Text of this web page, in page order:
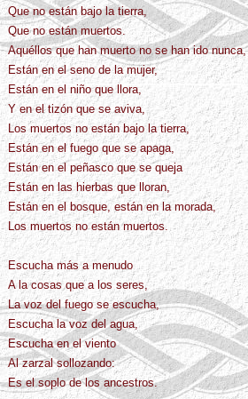
Que no están bajo la tierra,
Que no están muertos.
Aquéllos que han muerto no se han ido nunca,
Están en el seno de la mujer,
Están en el niño que llora,
Y en el tizón que se aviva,
Los muertos no están bajo la tierra,
Están en el fuego que se apaga,
Están en el peñasco que se queja
Están en las hierbas que lloran,
Están en el bosque, están en la morada,
Los muertos no están muertos.
Escucha más a menudo
A la cosas que a los seres,
La voz del fuego se escucha,
Escucha la voz del agua,
Escucha en el viento
Al zarzal sollozando:
Es el soplo de los ancestros.